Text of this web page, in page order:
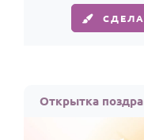
Открытка